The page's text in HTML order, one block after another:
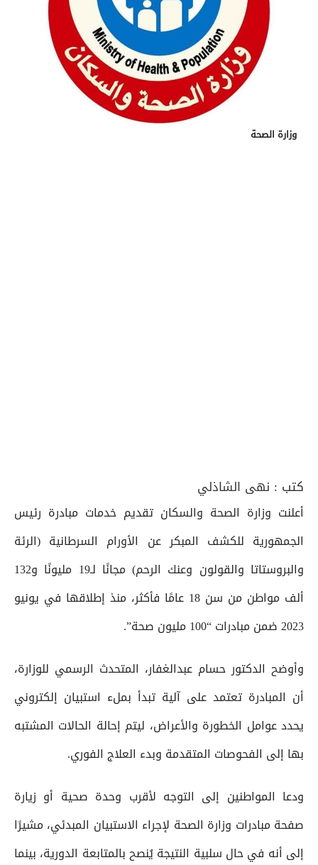
وزارة الصحة
كتب : نهى الشاذلي
أعلنت وزارة الصحة والسكان تقديم خدمات مبادرة رئيس
الجمهورية للكشف المبكر عن الأورام السرطانية (الرئة
والبروستاتا والقولون وعنك الرحم) مجانًا لـ19 مليونًا و132
ألف مواطن من سن 18 عامًا فأكثر، منذ إطلاقها في يونيو
2023 ضمن مبادرات “100 مليون صحة”.
وأوضح الدكتور حسام عبدالغفار، المتحدث الرسمي للوزارة،
أن المبادرة تعتمد على آلية تبدأ بملء استبيان إلكتروني
يحدد عوامل الخطورة والأعراض، ليتم إحالة الحالات المشتبه
بها إلى الفحوصات المتقدمة وبدء العلاج الفوري.
ودعا المواطنين إلى التوجه لأقرب وحدة صحية أو زيارة
صفحة مبادرات وزارة الصحة لإجراء الاستبيان المبدئي، مشيرًا
إلى أنه في حال سلبية النتيجة يُنصح بالمتابعة الدورية، بينما